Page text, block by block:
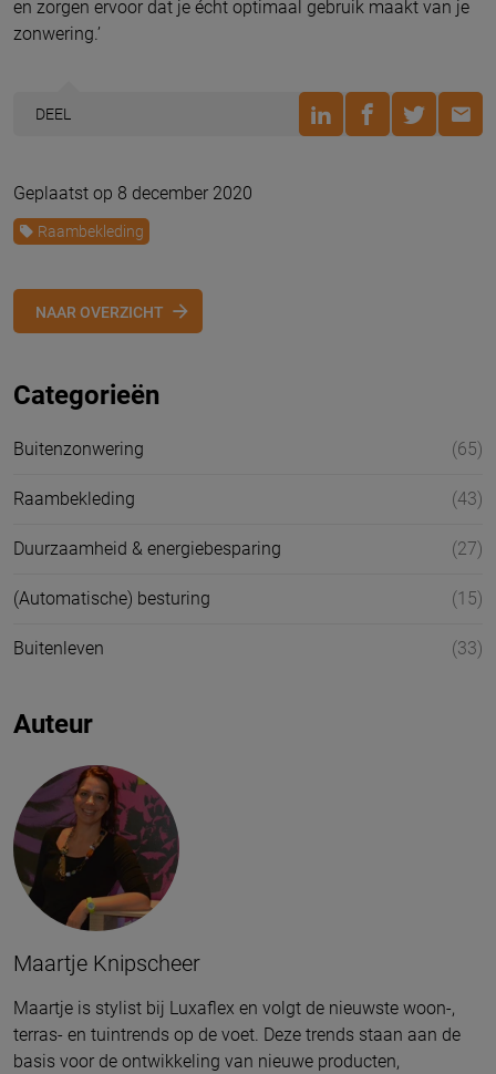
en zorgen ervoor dat je écht optimaal gebruik maakt van je
zonwering.’
DEEL
Geplaatst op 8 december 2020
Raambekleding
NAAR OVERZICHT
Categorieën
Buitenzonwering (65)
Raambekleding (43)
Duurzaamheid & energiebesparing (27)
(Automatische) besturing (15)
Buitenleven (33)
Auteur
Maartje Knipscheer
Maartje is stylist bij Luxaflex en volgt de nieuwste woon-,
terras- en tuintrends op de voet. Deze trends staan aan de
basis voor de ontwikkeling van nieuwe producten,